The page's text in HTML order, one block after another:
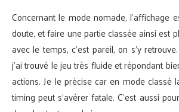
Concernant le mode nomade, l’affichage
doute, et faire une partie classée ainsi est
avec le temps, c’est pareil, on s’y
j’ai trouvé le jeu très fluide et répondant
actions. Je le précise car en mode classé
timing peut s’avérer fatale. C’est aussi